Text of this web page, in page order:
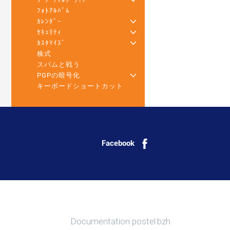
ﾌｫﾄｱﾙﾊﾞﾑ
ｶﾚﾝﾀﾞｰ
+
ｾｷｭﾘﾃｨ
+
ｶｽﾀﾏｲｽﾞ
+
株式
スパムと戦う
PGPの暗号化
+
キーボードショートカット
Facebook
詳しくは
Documentation postel.bzh